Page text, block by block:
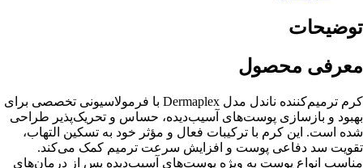
توضیحات
معرفی محصول
کرم ترمیم‌کننده ناندل مدل Dermaplex با فرمولاسیونی تخصصی برای
بهبود و بازسازی پوست‌های آسیب‌دیده، حساس و تحریک‌پذیر طراحی
شده است. این کرم با ترکیبات فعال و مؤثر خود به تسکین التهاب،
تقویت سد دفاعی پوست و افزایش سرعت ترمیم کمک می‌کند.
مناسب انواع پوست به ویژه پوست‌های آسیب‌دیده پس از درمان‌های